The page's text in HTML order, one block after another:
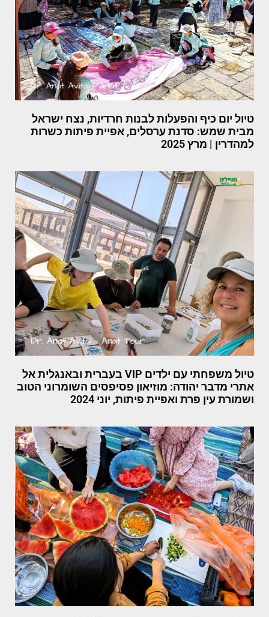
טיול יום כיף והפעלות לבנות חרדיות, נצח ישראל
מבית שמש: סדנת ערסלים, אפיית פיתות כשרות
למהדרין | מרץ 2025
טיול משפחתי עם ילדים VIP בעברית ובאנגלית אל
אתרי מדבר יהודה: מוזיאון פסיפסים השומרוני הטוב
ושמורת עין פרת ואפיית פיתות, יוני 2024